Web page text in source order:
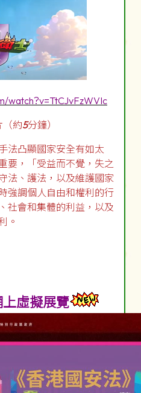
watch?v=TtCJvFzWVIc
（約5分鐘）
法凸顯國家安全有如太
要，「受益而不覺，失之
法、護法，以及維護國家
強調個人自由和權利的行
社會和集體的利益，以及
。
上虛擬展覽